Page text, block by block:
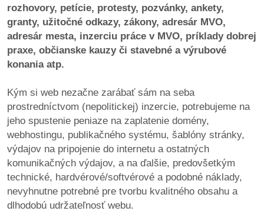
pripomienkové
konania
dobrá
prax
práca
odkazy
petície
z
médií
rozhovory, petície, protesty, pozvánky, ankety,
granty, užitočné odkazy, zákony, adresár MVO,
adresár mesta, inzerciu práce v MVO, príklady dobrej
praxe, občianske kauzy či stavebné a výrubové
konania atp.
Kým si web nezačne zarábať sám na seba
prostredníctvom (nepolitickej) inzercie, potrebujeme na
jeho spustenie peniaze na zaplatenie domény,
webhostingu, publikačného systému, šablóny stránky,
výdajov na pripojenie do internetu a ostatných
komunikačných výdajov, a na ďalšie, predovšetkým
technické, hardvérové/softvérové a podobné náklady,
nevyhnutne potrebné pre tvorbu kvalitného obsahu a
dlhodobú udržateľnosť webu.